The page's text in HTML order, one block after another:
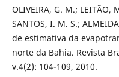
OLIVEIRA, G. M.; LEITÃO,
SANTOS, I. M. S.;
de estimativa da
norte da Bahia. Revista
v.4(2): 104-109, 2010.